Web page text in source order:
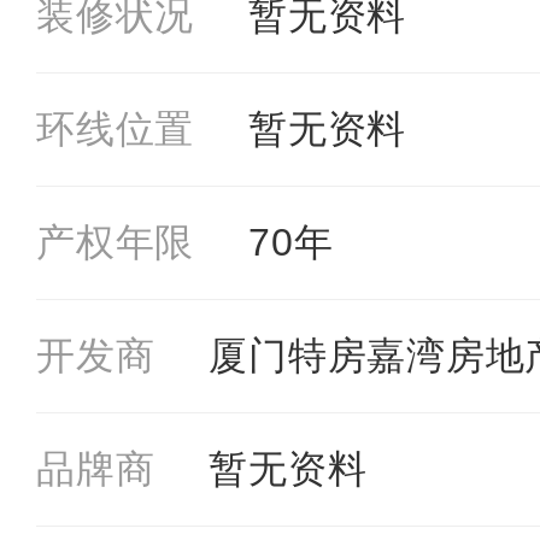
装修状况 暂⽆资料
环线位置 暂⽆资料
产权年限 70年
开发商 厦门特房嘉湾房地
品牌商 暂⽆资料